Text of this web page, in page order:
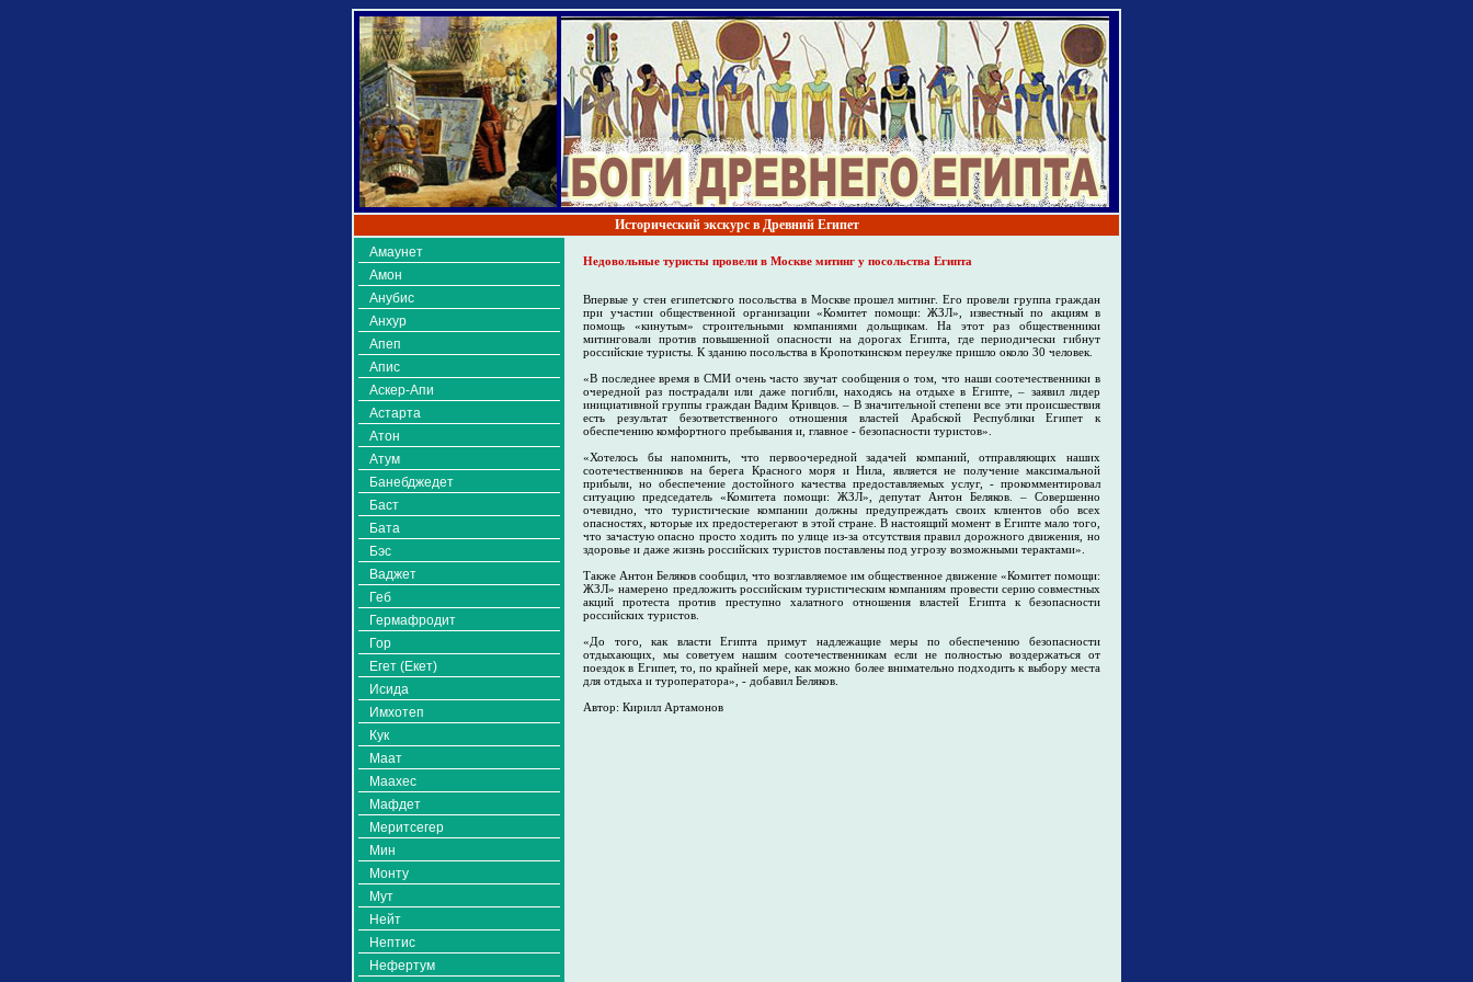
Исторический экскурс в Древний Египет
Амаунет
Амон
Анубис
Анхур
Апеп
Апис
Аскер-Апи
Астарта
Атон
Атум
Банебджедет
Баст
Бата
Бэс
Ваджет
Геб
Гермафродит
Гор
Егет (Екет)
Исида
Имхотеп
Кук
Маат
Маахес
Мафдет
Меритсегер
Мин
Монту
Мут
Нейт
Нептис
Нефертум
Недовольные туристы провели в Москве митинг у посольства Египта
Впервые у стен египетского посольства в Москве прошел митинг. Его провели группа граждан
при участии общественной организации «Комитет помощи: ЖЗЛ», известный по акциям в
помощь «кинутым» строительными компаниями дольщикам. На этот раз общественники
митинговали против повышенной опасности на дорогах Египта, где периодически гибнут
российские туристы. К зданию посольства в Кропоткинском переулке пришло около 30 человек.
«В последнее время в СМИ очень часто звучат сообщения о том, что наши соотечественники в
очередной раз пострадали или даже погибли, находясь на отдыхе в Египте, – заявил лидер
инициативной группы граждан Вадим Кривцов. – В значительной степени все эти происшествия
есть результат безответственного отношения властей Арабской Республики Египет к
обеспечению комфортного пребывания и, главное - безопасности туристов».
«Хотелось бы напомнить, что первоочередной задачей компаний, отправляющих наших
соотечественников на берега Красного моря и Нила, является не получение максимальной
прибыли, но обеспечение достойного качества предоставляемых услуг, - прокомментировал
ситуацию председатель «Комитета помощи: ЖЗЛ», депутат Антон Беляков. – Совершенно
очевидно, что туристические компании должны предупреждать своих клиентов обо всех
опасностях, которые их предостерегают в этой стране. В настоящий момент в Египте мало того,
что зачастую опасно просто ходить по улице из-за отсутствия правил дорожного движения, но
здоровье и даже жизнь российских туристов поставлены под угрозу возможными терактами».
Также Антон Беляков сообщил, что возглавляемое им общественное движение «Комитет помощи:
ЖЗЛ» намерено предложить российским туристическим компаниям провести серию совместных
акций протеста против преступно халатного отношения властей Египта к безопасности
российских туристов.
«До того, как власти Египта примут надлежащие меры по обеспечению безопасности
отдыхающих, мы советуем нашим соотечественникам если не полностью воздержаться от
поездок в Египет, то, по крайней мере, как можно более внимательно подходить к выбору места
для отдыха и туроператора», - добавил Беляков.
Автор: Кирилл Артамонов